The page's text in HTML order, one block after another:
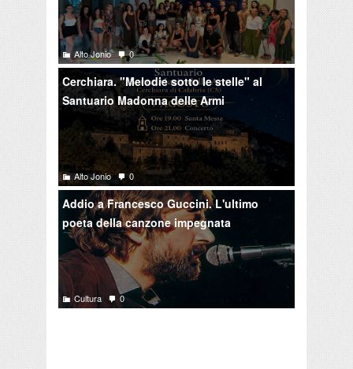
Alto Jonio 0
Cerchiara. "Melodie sotto le stelle" al
Santuario Madonna delle Armi
Alto Jonio 0
Addio a Francesco Guccini. L'ultimo
poeta della canzone impegnata
Cultura 0